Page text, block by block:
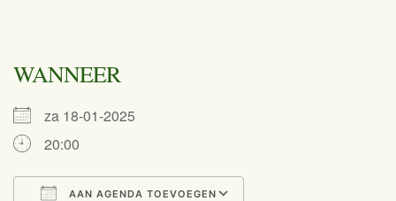
WANNEER
za 18-01-2025
20:00
AAN AGENDA TOEVOEGEN